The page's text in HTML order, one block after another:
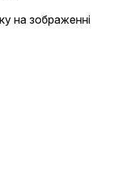
на зображенні